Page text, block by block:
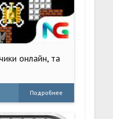
онлайн, та
Подробнее